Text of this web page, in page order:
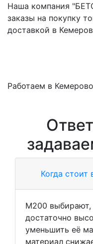
Наша компания
заказы на покупку
доставкой в
Работаем в
Когда
М200 выбирают,
достаточно
уменьшить её
материал